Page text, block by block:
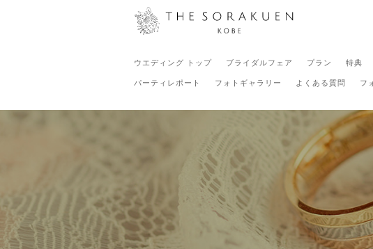
ウエディング トップ ブライダルフェア プラン 特典
パーティレポート フォトギャラリー よくある質問 フ